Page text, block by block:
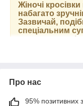
Жіночі кросівки
набагато
Зазвичай,
спеціальним
зняти втому
виконується з
в жіночих
перевагах.
Про нас
95% позитивних з